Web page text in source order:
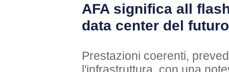
AFA significa all
data center del futuro
Prestazioni coerenti,